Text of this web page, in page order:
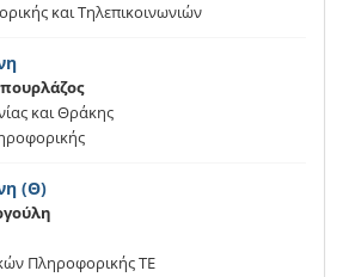
και Τηλεπικοινωνιών
και Θράκης
(Θ)
Πληροφορικής ΤΕ